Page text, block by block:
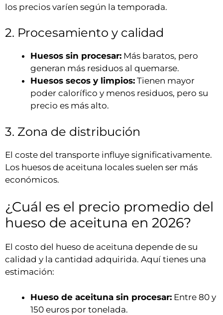
los precios varíen según la temporada.
2. Procesamiento y calidad
Huesos sin procesar: Más baratos, pero
generan más residuos al quemarse.
Huesos secos y limpios: Tienen mayor
poder calorífico y menos residuos, pero su
precio es más alto.
3. Zona de distribución
El coste del transporte influye significativamente.
Los huesos de aceituna locales suelen ser más
económicos.
¿Cuál es el precio promedio del
hueso de aceituna en 2026?
El costo del hueso de aceituna depende de su
calidad y la cantidad adquirida. Aquí tienes una
estimación:
Hueso de aceituna sin procesar: Entre 80 y
150 euros por tonelada.